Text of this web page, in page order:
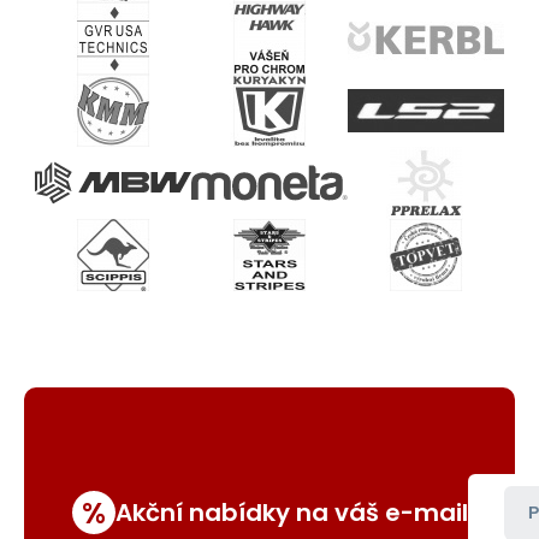
% Akční nabídky na váš e-mail